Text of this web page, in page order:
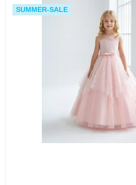
SUMMER-SALE